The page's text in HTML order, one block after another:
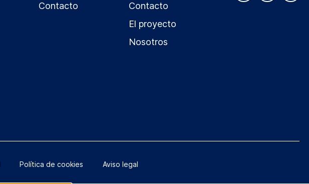
Contacto
Contacto
El proyecto
Nosotros
Política de cookies Aviso legal